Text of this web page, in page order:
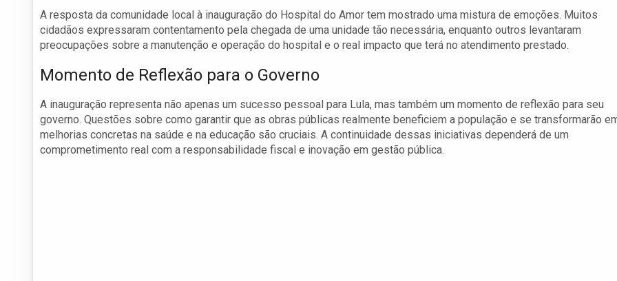
A resposta da comunidade local à inauguração do Hospital do Amor tem mostrado uma mistura de emoções. Muitos
cidadãos expressaram contentamento pela chegada de uma unidade tão necessária, enquanto outros levantaram
preocupações sobre a manutenção e operação do hospital e o real impacto que terá no atendimento prestado.
Momento de Reflexão para o Governo
A inauguração representa não apenas um sucesso pessoal para Lula, mas também um momento de reflexão para seu
governo. Questões sobre como garantir que as obras públicas realmente beneficiem a população e se transformarão
melhorias concretas na saúde e na educação são cruciais. A continuidade dessas iniciativas dependerá de um
comprometimento real com a responsabilidade fiscal e inovação em gestão pública.